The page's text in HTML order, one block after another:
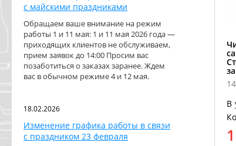
с майскими праздниками
Обращаем ваше внимание на режим
работы 1 и 11 мая: 1 и 11 мая 2026 года —
приходящих клиентов не обслуживаем,
прием заявок до 14:00 Просим вас
позаботиться о заказах заранее. Ждем
вас в обычном режиме 4 и 12 мая.
18.02.2026
Изменение графика работы в связи
с праздником 23 февраля
В